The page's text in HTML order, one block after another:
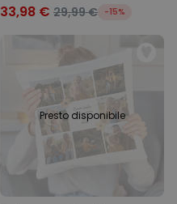
33,98 € 29,99 € -15%
Presto disponibile